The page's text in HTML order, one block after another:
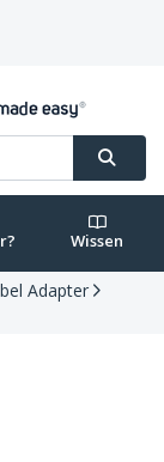
Wissen
Adapter